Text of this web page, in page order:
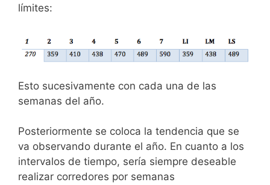
límites:
Esto sucesivamente con cada una de las
semanas del año.
Posteriormente se coloca la tendencia que se
va observando durante el año. En cuanto a los
intervalos de tiempo, sería siempre deseable
realizar corredores por semanas